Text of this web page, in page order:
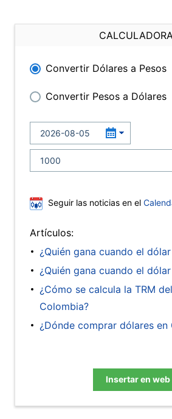
Convertir Dólares a Pesos
Convertir Pesos a Dólares
Seguir las noticias en el
Artículos:
¿Quién gana cuando el
¿Quién gana cuando el
¿Cómo se calcula la TRM
Colombia?
¿Dónde comprar dólares en
Insertar en web